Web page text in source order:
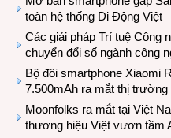
toàn hệ thống Di Động Việt
Các giải pháp Trí tuệ Công
chuyển đổi số ngành công
Bộ đôi smartphone Xiaomi
7.500mAh ra mắt thị trường
Moonfolks ra mắt tại Việt
thương hiệu Việt vươn tầm